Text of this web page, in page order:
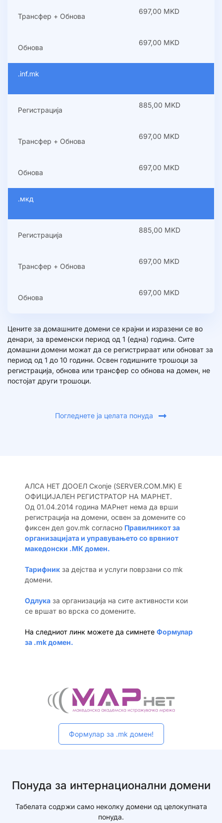
Трансфер + Обнова
697,00 MKD
Обнова
697,00 MKD
.inf.mk
Регистрација
885,00 MKD
Трансфер + Обнова
697,00 MKD
Обнова
697,00 MKD
.мкд
Регистрација
885,00 MKD
Трансфер + Обнова
697,00 MKD
Обнова
697,00 MKD
Цените за домашните домени се крајни и изразени се во
денари, за временски период од 1 (една) година. Сите
домашни домени можат да се регистрираат или обноват за
период од 1 до 10 години. Освен годишните трошоци за
регистрација, обнова или трансфер со обнова на домен, не
постојат други трошоци.
Погледнете ја целата понуда
АЛСА НЕТ ДООЕЛ Скопје (SERVER.COM.MK) Е
ОФИЦИЈАЛЕН РЕГИСТРАТОР НА МАРНЕТ.
Од 01.04.2014 година МАРнет нема да врши
регистрација на домени, освен за домените со
фиксен дел gov.mk согласно Правилникот за
организацијата и управувањето со врвниот
македонски .МК домен.
Тарифник за дејства и услуги поврзани со mk
домени.
Одлука за организација на сите активности кои
се вршат во врска со домените.
На следниот линк можете да симнете Формулар
за .mk домен.
Формулар за .mk домен!
Понуда за интернационални домени​
Табелата содржи само неколку домени од целокупната
понуда.